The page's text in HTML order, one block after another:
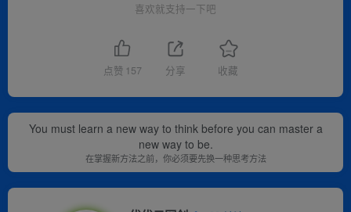
喜欢就支持一下吧
点赞 157 分享 收藏
You must learn a new way to think before you can master a
new way to be.
在掌握新方法之前，你必须要先换一种思考方法